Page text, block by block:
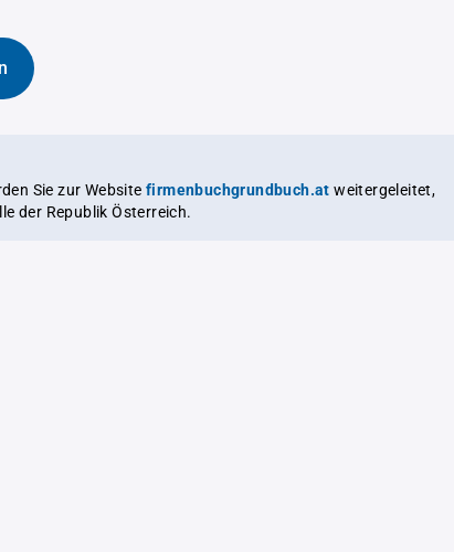
Sie zur Website firmenbuchgrundbuch.at weitergeleitet,
der Republik Österreich.